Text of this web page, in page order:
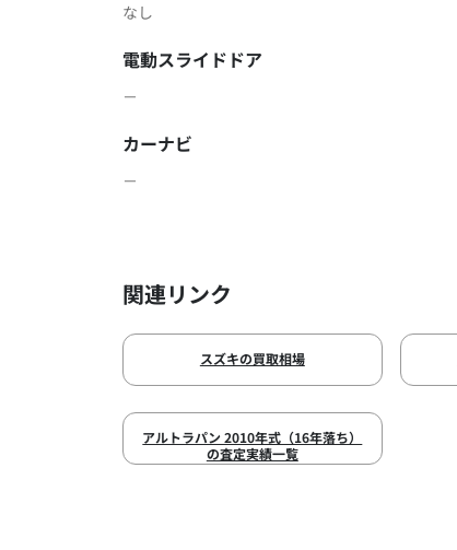
なし
電動スライドドア
－
カーナビ
－
関連リンク
スズキの買取相場
アルトラパン 2010年式（16年落ち）
の査定実績一覧